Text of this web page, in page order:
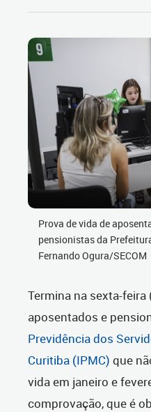
Prova de vida de
pensionistas da
Fernando Ogura/SECOM
Termina na sexta-
aposentados e
Previdência dos
Curitiba (IPMC) que
vida em janeiro e
comprovação, que é